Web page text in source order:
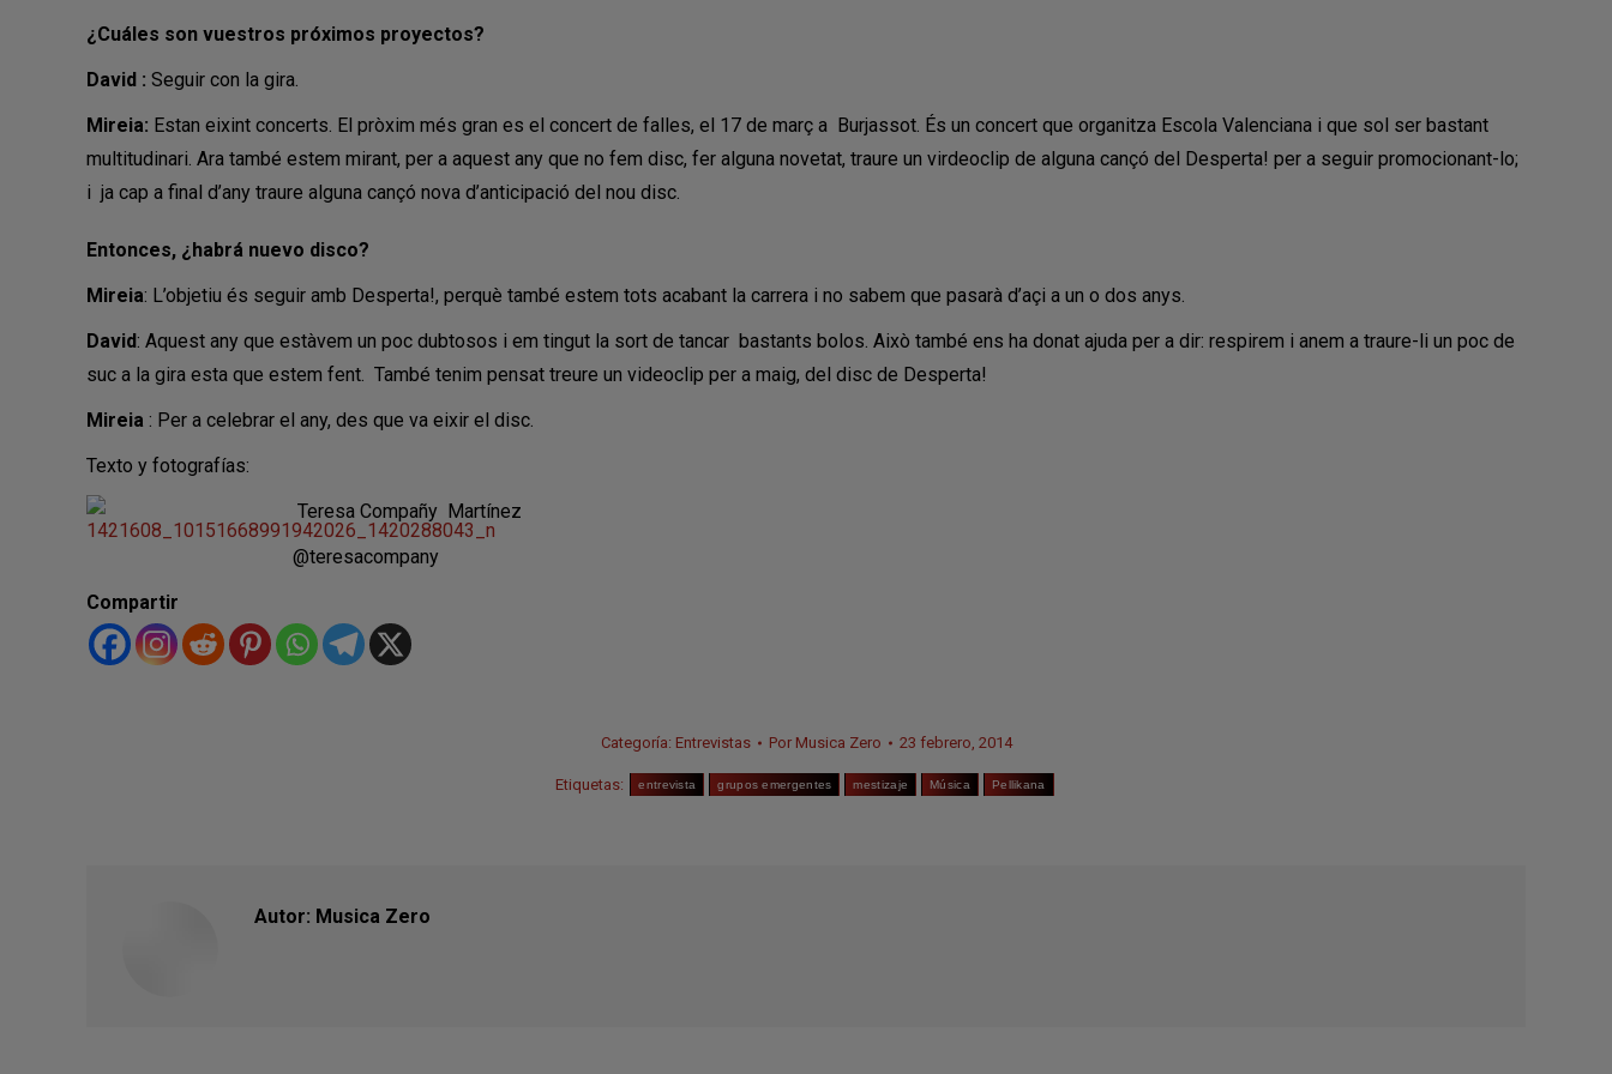
¿Cuáles son vuestros próximos proyectos?
David : Seguir con la gira.
Mireia: Estan eixint concerts. El pròxim més gran es el concert de falles, el 17 de març a Burjassot. És un concert que organitza Escola Valenciana i que sol ser bastant
multitudinari. Ara també estem mirant, per a aquest any que no fem disc, fer alguna novetat, traure un virdeoclip de alguna cançó del Desperta! per a seguir promocionant-lo;
i ja cap a final d’any traure alguna cançó nova d’anticipació del nou disc.
Entonces, ¿habrá nuevo disco?
Mireia: L’objetiu és seguir amb Desperta!, perquè també estem tots acabant la carrera i no sabem que pasarà d’açi a un o dos anys.
David: Aquest any que estàvem un poc dubtosos i em tingut la sort de tancar bastants bolos. Això també ens ha donat ajuda per a dir: respirem i anem a traure-li un poc de
suc a la gira esta que estem fent. També tenim pensat treure un videoclip per a maig, del disc de Desperta!
Mireia : Per a celebrar el any, des que va eixir el disc.
Texto y fotografías:
Teresa Compañy Martínez
@teresacompany
Compartir
Categoría: Entrevistas Por Musica Zero 23 febrero, 2014
Etiquetas: entrevista grupos emergentes mestizaje Música Pellikana
Autor: Musica Zero